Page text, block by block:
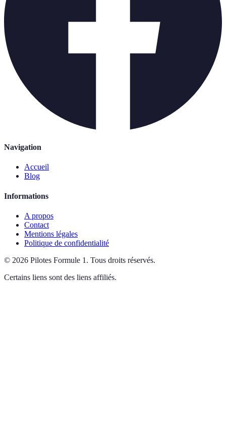
Navigation
Accueil
Blog
Informations
A propos
Contact
Mentions légales
Politique de confidentialité
© 2026 Pilotes Formule 1 . Tous droits réservés.
Certains liens sont des liens affiliés.